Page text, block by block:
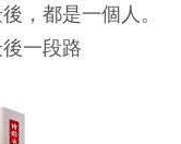
，都是一個人。
一段路